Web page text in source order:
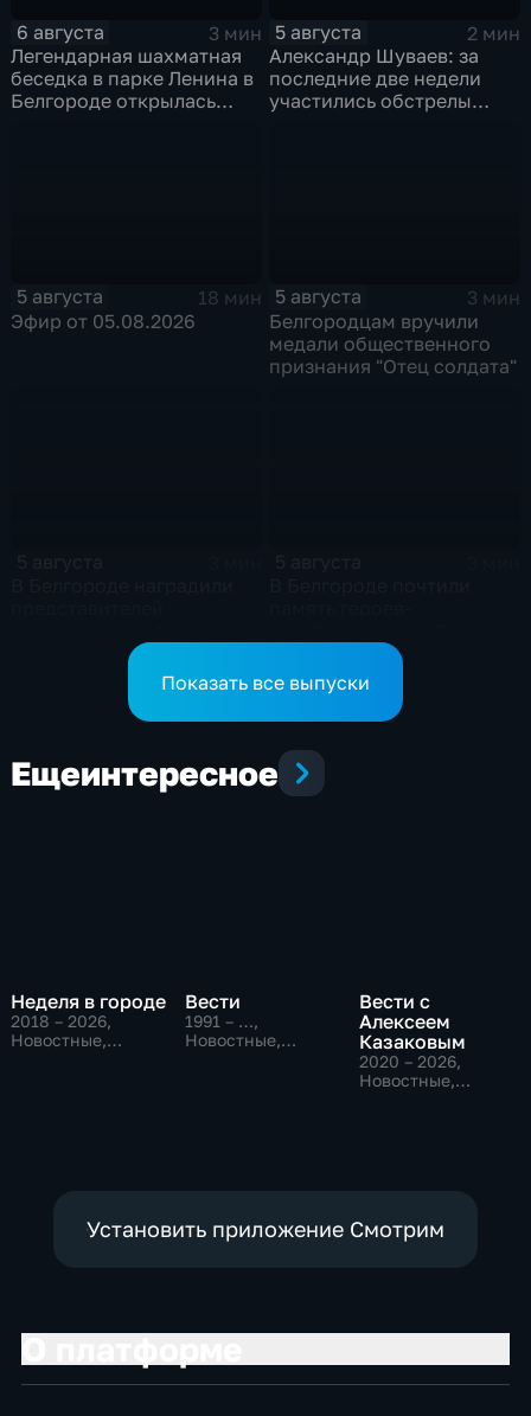
6 августа
3 мин
Легендарная шахматная
беседка в парке Ленина в
Белгороде открылась
5 августа
2 мин
Александр Шуваев: за
последние две недели
участились обстрелы
5 августа
18 мин
Эфир от 05.08.2026
5 августа
3 мин
Белгородцам вручили
медали общественного
признания "Отец солдата"
Показать все выпуски
Ещеинтересное
Неделя в городе
2018 – 2026,
Новостные,
Вести
1991 – …,
Новостные,
Вести с
Алексеем
Казаковым
2020 – 2026,
Новостные,
Установить приложение Смотрим